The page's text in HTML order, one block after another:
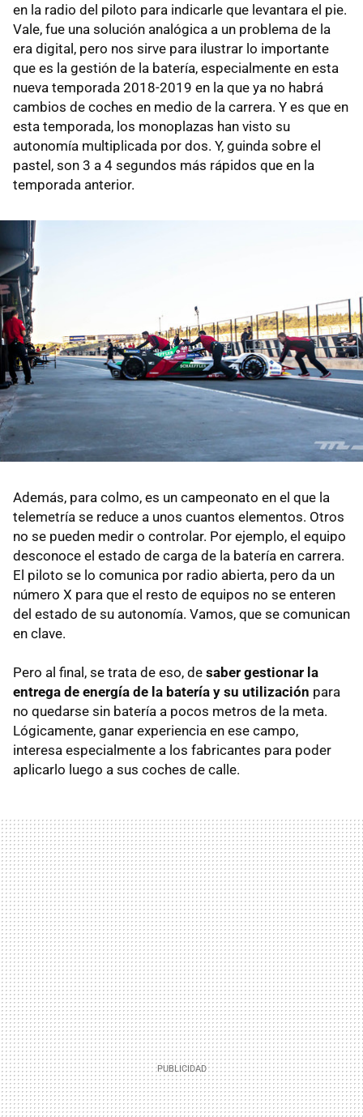
en la radio del piloto para indicarle que levantara el pie.
Vale, fue una solución analógica a un problema de la
era digital, pero nos sirve para ilustrar lo importante
que es la gestión de la batería, especialmente en esta
nueva temporada 2018-2019 en la que ya no habrá
cambios de coches en medio de la carrera. Y es que en
esta temporada, los monoplazas han visto su
autonomía multiplicada por dos. Y, guinda sobre el
pastel, son 3 a 4 segundos más rápidos que en la
temporada anterior.
Además, para colmo, es un campeonato en el que la
telemetría se reduce a unos cuantos elementos. Otros
no se pueden medir o controlar. Por ejemplo, el equipo
desconoce el estado de carga de la batería en carrera.
El piloto se lo comunica por radio abierta, pero da un
número X para que el resto de equipos no se enteren
del estado de su autonomía. Vamos, que se comunican
en clave.
Pero al final, se trata de eso, de saber gestionar la
entrega de energía de la batería y su utilización para
no quedarse sin batería a pocos metros de la meta.
Lógicamente, ganar experiencia en ese campo,
interesa especialmente a los fabricantes para poder
aplicarlo luego a sus coches de calle.